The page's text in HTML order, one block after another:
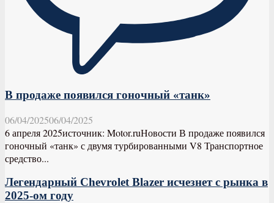
В продаже появился гоночный «танк»
06/04/202506/04/2025
6 апреля 2025источник: Motor.ruНовости В продаже появился
гоночный «танк» с двумя турбированными V8 Транспортное
средство...
Легендарный Chevrolet Blazer исчезнет с рынка в
2025-ом году